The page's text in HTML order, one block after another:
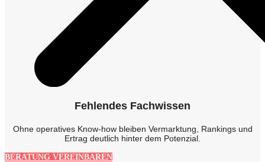
Fehlendes Fachwissen
Ohne operatives Know-how bleiben Vermarktung, Rankings und
Ertrag deutlich hinter dem Potenzial.
BERATUNG VEREINBAREN